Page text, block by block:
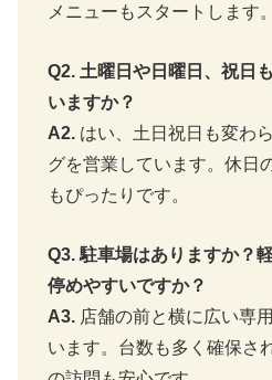
メニューもスタートします。
Q2. 土曜日や日曜日、祝日
いますか？
A2. はい、土日祝日も変わ
グを営業しています。休日
もぴったりです。
Q3. 駐車場はありますか？
停めやすいですか？
A3. 店舗の前と横に広い専
います。台数も多く確保さ